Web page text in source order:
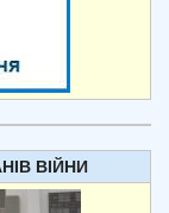
ВІЙНИ